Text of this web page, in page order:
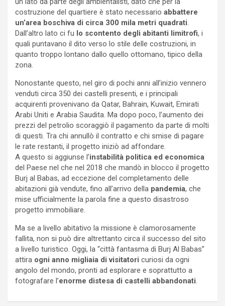
costruzione del quartiere è stato necessario abbattere
un’area boschiva di circa 300 mila metri quadrati.
Dall’altro lato ci fu lo scontento degli abitanti limitrofi, i
quali puntavano il dito verso lo stile delle costruzioni, in
quanto troppo lontano dallo quello ottomano, tipico della
zona.
Nonostante questo, nel giro di pochi anni all’inizio vennero
venduti circa 350 dei castelli presenti, e i principali
acquirenti provenivano da Qatar, Bahrain, Kuwait, Emirati
Arabi Uniti e Arabia Saudita. Ma dopo poco, l’aumento dei
prezzi del petrolio scoraggiò il pagamento da parte di molti
di questi. Tra chi annullò il contratto e chi smise di pagare
le rate restanti, il progetto iniziò ad affondare.
A questo si aggiunse l’instabilità politica ed economica
del Paese nel che nel 2018 che mandò in blocco il progetto
Burj al Babas, ad eccezione del completamento delle
abitazioni già vendute, fino all’arrivo della pandemia, che
mise ufficialmente la parola fine a questo disastroso
progetto immobiliare.
Ma se a livello abitativo la missione è clamorosamente
fallita, non si può dire altrettanto circa il successo del sito
a livello turistico. Oggi, la “città fantasma di Burj Al Babas”
attira ogni anno migliaia di visitatori curiosi da ogni
angolo del mondo, pronti ad esplorare e soprattutto a
fotografare l’enorme distesa di castelli abbandonati.